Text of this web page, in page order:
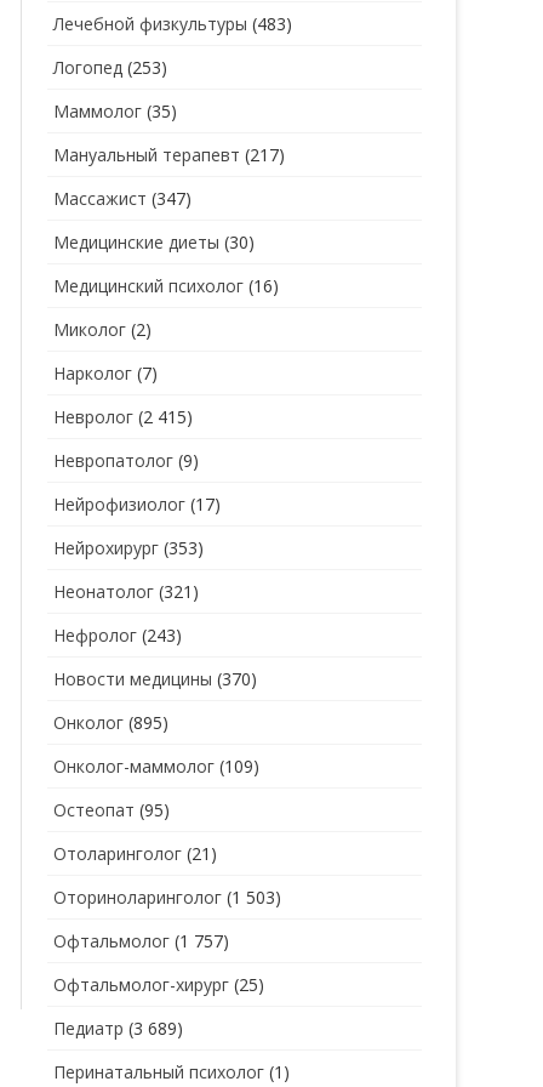
Лечебной физкультуры (483)
Логопед (253)
Маммолог (35)
Мануальный терапевт (217)
Массажист (347)
Медицинские диеты (30)
Медицинский психолог (16)
Миколог (2)
Нарколог (7)
Невролог (2 415)
Невропатолог (9)
Нейрофизиолог (17)
Нейрохирург (353)
Неонатолог (321)
Нефролог (243)
Новости медицины (370)
Онколог (895)
Онколог-маммолог (109)
Остеопат (95)
Отоларинголог (21)
Оториноларинголог (1 503)
Офтальмолог (1 757)
Офтальмолог-хирург (25)
Педиатр (3 689)
Перинатальный психолог (1)